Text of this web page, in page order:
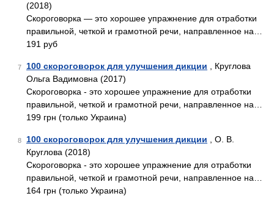
(2018)
Скороговорка — это хорошее упражнение для отработки
правильной, четкой и грамотной речи, направленное на…
191 руб
7 100 скороговорок для улучшения дикции , Круглова
Ольга Вадимовна (2017)
Скороговорка - это хорошее упражнение для отработки
правильной, четкой и грамотной речи, направленное на…
199 грн (только Украина)
8 100 скороговорок для улучшения дикции , О. В.
Круглова (2018)
Скороговорка - это хорошее упражнение для отработки
правильной, четкой и грамотной речи, направленное на…
164 грн (только Украина)